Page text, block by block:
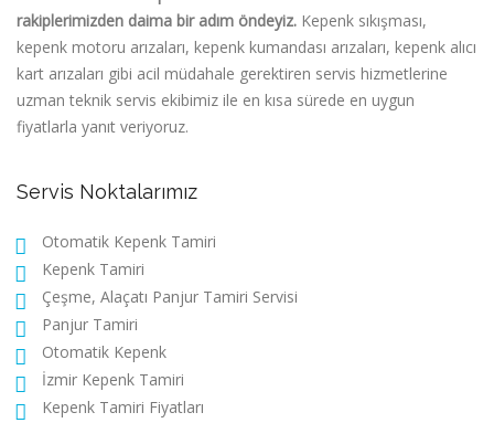
rakiplerimizden daima bir adım öndeyiz. Kepenk sıkışması,
kepenk motoru arızaları, kepenk kumandası arızaları, kepenk alıcı
kart arızaları gibi acil müdahale gerektiren servis hizmetlerine
uzman teknik servis ekibimiz ile en kısa sürede en uygun
fiyatlarla yanıt veriyoruz.
Servis Noktalarımız
Otomatik Kepenk Tamiri
Kepenk Tamiri
Çeşme, Alaçatı Panjur Tamiri Servisi
Panjur Tamiri
Otomatik Kepenk
İzmir Kepenk Tamiri
Kepenk Tamiri Fiyatları